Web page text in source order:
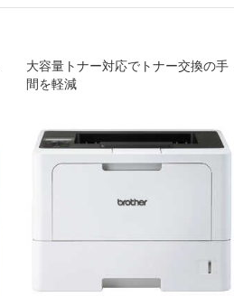
大容量トナー対応でトナー交換の手
間を軽減